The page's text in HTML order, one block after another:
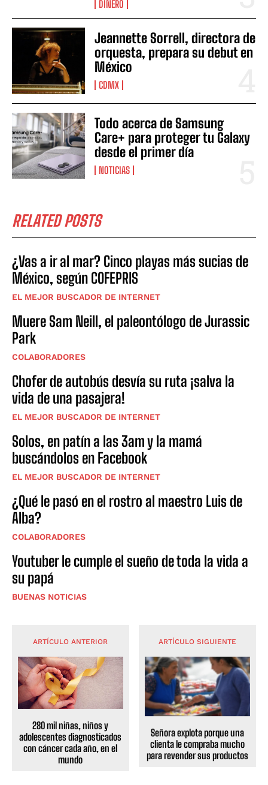
DINERO
Jeannette Sorrell, directora de
orquesta, prepara su debut en
México
CDMX
Todo acerca de Samsung
Care+ para proteger tu Galaxy
desde el primer día
NOTICIAS
RELATED POSTS
¿Vas a ir al mar? Cinco playas más sucias de
México, según COFEPRIS
EL MEJOR BUSCADOR DE INTERNET
Muere Sam Neill, el paleontólogo de Jurassic
Park
COLABORADORES
Chofer de autobús desvía su ruta ¡salva la
vida de una pasajera!
EL MEJOR BUSCADOR DE INTERNET
Solos, en patín a las 3am y la mamá
buscándolos en Facebook
EL MEJOR BUSCADOR DE INTERNET
¿Qué le pasó en el rostro al maestro Luis de
Alba?
COLABORADORES
Youtuber le cumple el sueño de toda la vida a
su papá
BUENAS NOTICIAS
ARTÍCULO ANTERIOR
280 mil niñas, niños y
adolescentes diagnosticados
con cáncer cada año, en el
mundo
ARTÍCULO SIGUIENTE
Señora explota porque una
clienta le compraba mucho
para revender sus productos